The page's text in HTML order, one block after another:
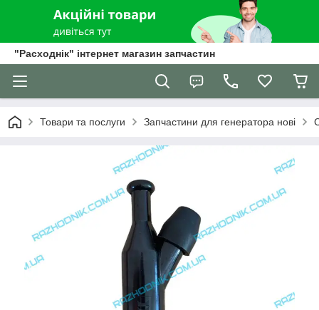
"Расходнік" інтернет магазин запчастин
Товари та послуги Запчастини для генератора нові